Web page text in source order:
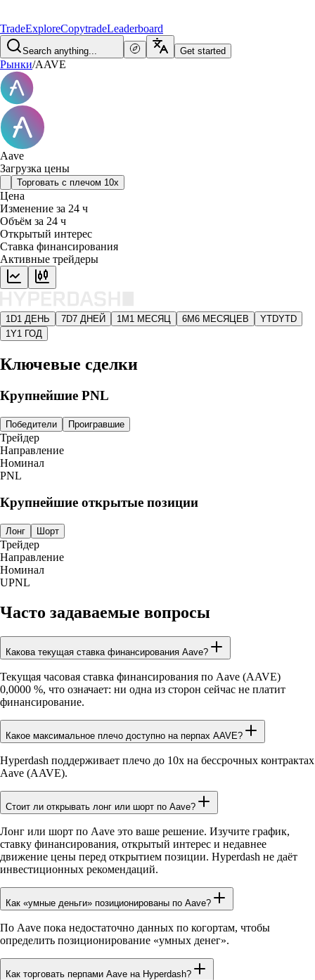
TradeExploreCopytradeLeaderboard
Search anything... Get started
Рынки/AAVE
Aave
Загрузка цены
Торговать с плечом 10x
Цена
Изменение за 24 ч
Объём за 24 ч
Открытый интерес
Ставка финансирования
Активные трейдеры
1D1 ДЕНЬ 7D7 ДНЕЙ 1M 1 МЕСЯЦ 6M6 МЕСЯЦЕВ YTDYTD
1Y1 ГОД
Ключевые сделки
Крупнейшие PNL
Победители Проигравшие
Трейдер
Направление
Номинал
PNL
Крупнейшие открытые позиции
Лонг Шорт
Трейдер
Направление
Номинал
UPNL
Часто задаваемые вопросы
Какова текущая ставка финансирования Aave?
Текущая часовая ставка финансирования по Aave (AAVE)
0,0000 %, что означает: ни одна из сторон сейчас не платит
финансирование.
Какое максимальное плечо доступно на перпах AAVE?
Hyperdash поддерживает плечо до 10x на бессрочных контрактах
Aave (AAVE).
Стоит ли открывать лонг или шорт по Aave?
Лонг или шорт по Aave это ваше решение. Изучите график,
ставку финансирования, открытый интерес и недавнее
движение цены перед открытием позиции. Hyperdash не даёт
инвестиционных рекомендаций.
Как «умные деньги» позиционированы по Aave?
По Aave пока недостаточно данных по когортам, чтобы
определить позиционирование «умных денег».
Как торговать перпами Aave на Hyperdash?